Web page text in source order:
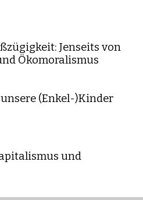
Jenseits von
Ökomoralismus
(Enkel-)Kinder
und